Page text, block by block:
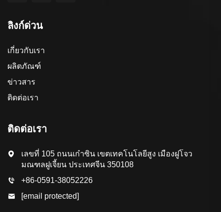
ลิงก์ด่วน
เกี่ยวกับเรา
ผลิตภัณฑ์
ข่าวสาร
ติดต่อเรา
ติดต่อเรา
เลขที่ 105 ถนนเก๋าซิน เขตเทคโนโลยีสูง เมืองฝูโจว
มณฑลฝูเจี้ยน ประเทศจีน 350108
+86-0591-38052226
[email protected]